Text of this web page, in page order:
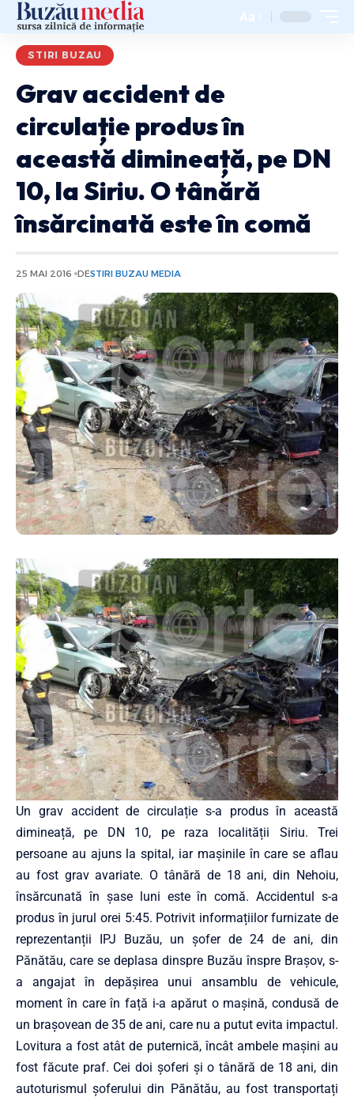
Aa
STIRI BUZAU
Grav accident de
circulație produs în
această dimineață, pe DN
10, la Siriu. O tânără
însărcinată este în comă
25 MAI 2016 DESTIRI BUZAU MEDIA
Un grav accident de circulație s-a produs în această
dimineață, pe DN 10, pe raza localității Siriu. Trei
persoane au ajuns la spital, iar mașinile în care se aflau
au fost grav avariate. O tânără de 18 ani, din Nehoiu,
însărcunată în șase luni este în comă. Accidentul s-a
produs în jurul orei 5:45. Potrivit informațiilor furnizate de
reprezentanții IPJ Buzău, un șofer de 24 de ani, din
Pănătău, care se deplasa dinspre Buzău înspre Brașov, s-
a angajat în depășirea unui ansamblu de vehicule,
moment în care în față i-a apărut o mașină, condusă de
un brașovean de 35 de ani, care nu a putut evita impactul.
Lovitura a fost atât de puternică, încât ambele mașini au
fost făcute praf. Cei doi șoferi și o tânără de 18 ani, din
autoturismul șoferului din Pănătău, au fost transportați